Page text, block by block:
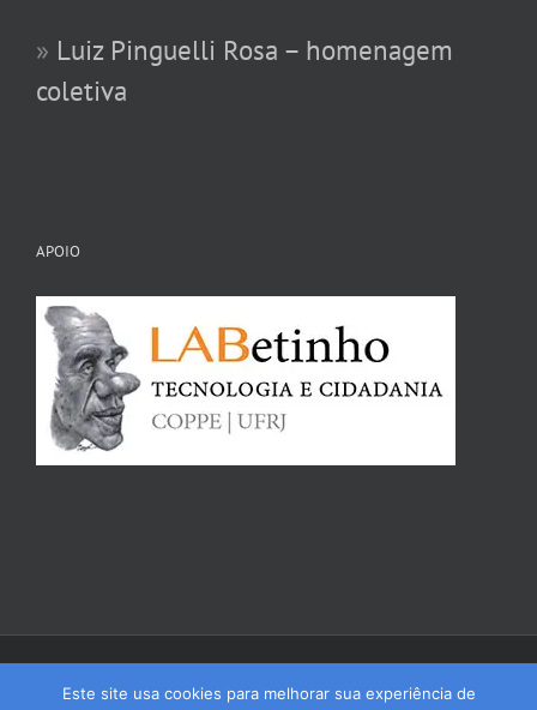
» Luiz Pinguelli Rosa – homenagem
coletiva
APOIO
Copyright 1993 - 2017 Coep Nacional | Todos os Direitos Reservados | (21)
3938-8073/74 | Av. Horácio Macedo nº 2030 bloco I-2000 s/ I-044d - Cidade
Este site usa cookies para melhorar sua experiência de